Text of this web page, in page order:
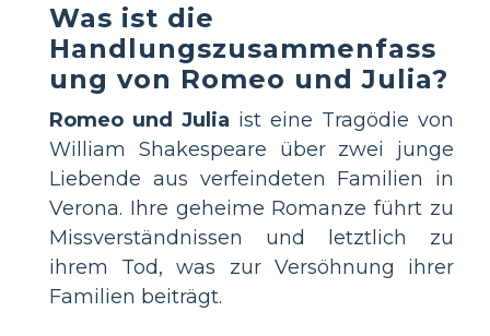
Was ist die
Handlungszusammenfass
ung von Romeo und Julia?
Romeo und Julia ist eine Tragödie von
William Shakespeare über zwei junge
Liebende aus verfeindeten Familien in
Verona. Ihre geheime Romanze führt zu
Missverständnissen und letztlich zu
ihrem Tod, was zur Versöhnung ihrer
Familien beiträgt.